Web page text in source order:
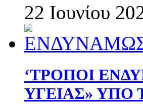
22 Ιουνίου
‘ΤΡΟΠΟΙ
ΥΓΕΙΑΣ» ΥΠΟ